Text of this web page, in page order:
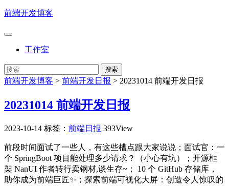
前端开发博客
工作室
前端开发博客 > 前端开发日报 > 20231014 前端开发日报
20231014 前端开发日报
2023-10-14 标签： 前端日报 393View
前段时间面试了一些人，有这些槽点跟大家说说；面试官：一
个 SpringBoot 项目能处理多少请求？（小心有坑）；开源框
架 NanUI 作者转行卖钢材,谈生存~； 10 个 GitHub 存储库，
助你成为前端巨匠✨；探索前端可视化大屏：创造令人惊叹的